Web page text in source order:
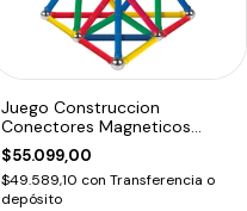
Juego Construccion
Conectores Magneticos
Antex 60 Piezas
$55.099,00
$49.589,10 con Transferencia o
depósito